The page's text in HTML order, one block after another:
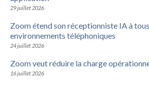
29 juillet 2026
Zoom étend son réceptionniste IA à
environnements téléphoniques
24 juillet 2026
Zoom veut réduire la charge
16 juillet 2026